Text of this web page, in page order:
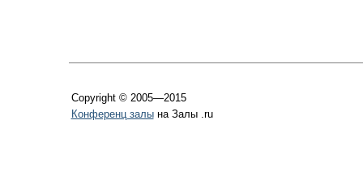
Copyright © 2005—2015
Конференц залына Залы .ru